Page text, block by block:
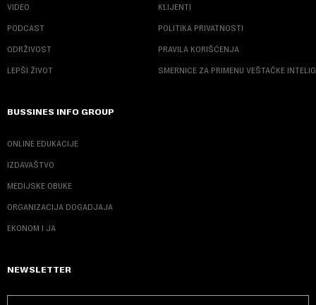
VIDEO
PODCAST
ODRŽIVOST
LEPŠI ŽIVOT
KLIJENTI
POLITIKA PRIVATNOSTI
PRAVILA KORIŠĆENJA
SMERNICE ZA PRIMENU VEŠTAČKE
BUSSINES INFO GROUP
ONLINE EDUKACIJE
IZDAVAŠTVO
MEDIJSKE OBUKE
ORGANIZACIJA DOGADJAJA
EKONOM I JA
NEWSLETTER